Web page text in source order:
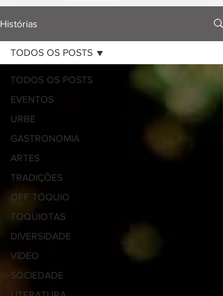
Histórias
TODOS OS POSTS
EVENTOS
URBE
GASTRONOMIA
ARTES
TRADIÇÕES
OFF TÓQUIO
TOQUIOTAS
DIVERSIDADE
VÍDEO
SOCIEDADE
TODOS OS POSTS